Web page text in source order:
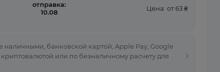
наличными, банковской картой, Apple Pay, Google
криптовалютой или по безналичному расчету для
отправка:
10.08
Цена: от 63 ₴